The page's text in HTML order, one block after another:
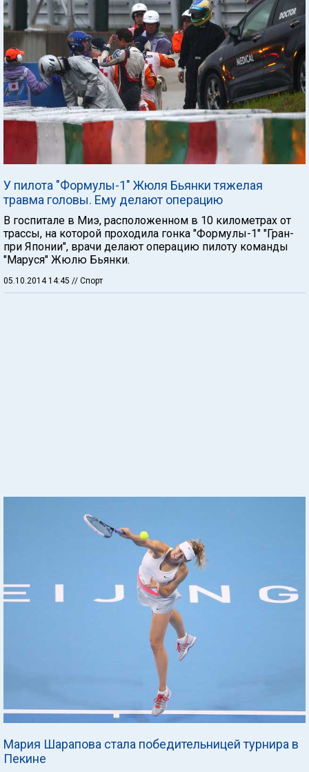
У пилота "Формулы-1" Жюля Бьянки тяжелая
травма головы. Ему делают операцию
В госпитале в Миэ, расположенном в 10 километрах от
трассы, на которой проходила гонка "Формулы-1" "Гран-
при Японии", врачи делают операцию пилоту команды
"Маруся" Жюлю Бьянки.
05.10.2014 14:45 // Спорт
Мария Шарапова стала победительницей турнира в
Пекине